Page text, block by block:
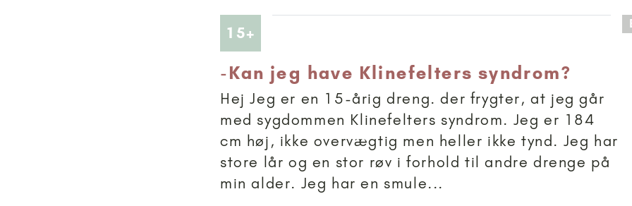
15+
-Kan jeg have Klinefelters syndrom?
Hej Jeg er en 15-årig dreng. der frygter, at jeg går
med sygdommen Klinefelters syndrom. Jeg er 184
cm høj, ikke overvægtig men heller ikke tynd. Jeg har
store lår og en stor røv i forhold til andre drenge på
min alder. Jeg har en smule...